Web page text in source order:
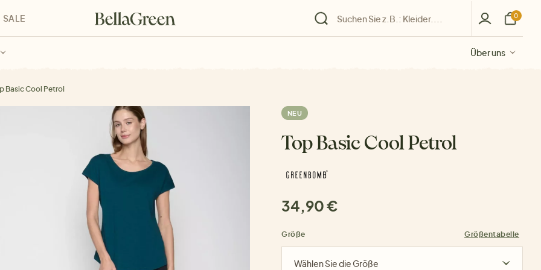
Über uns
Über uns
Über uns
für Kinder Über uns
SALE
Über uns
0
Basic Cool Petrol
NEU
Top Basic Cool Petrol
34,90 €
Größe Größentabelle
Wählen Sie die Größe